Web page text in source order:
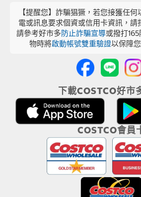
【提醒您】詐騙猖獗，若您接獲任
電或訊息要求個資或信用卡資訊，請
請參考好市多防止詐騙宣導或撥打
物時將啟動帳號雙重驗證以保障
下載COSTCO好市
COSTCO會員